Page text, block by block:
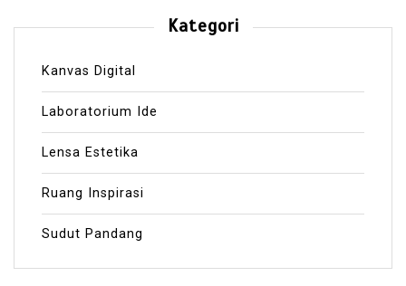
Kategori
Kanvas Digital
Laboratorium Ide
Lensa Estetika
Ruang Inspirasi
Sudut Pandang